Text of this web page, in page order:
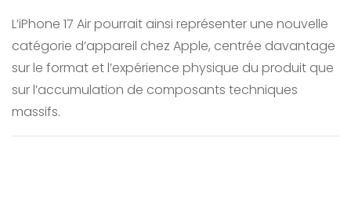
L’iPhone 17 Air pourrait ainsi représenter une nouvelle
catégorie d’appareil chez Apple, centrée davantage
sur le format et l’expérience physique du produit que
sur l’accumulation de composants techniques
massifs.